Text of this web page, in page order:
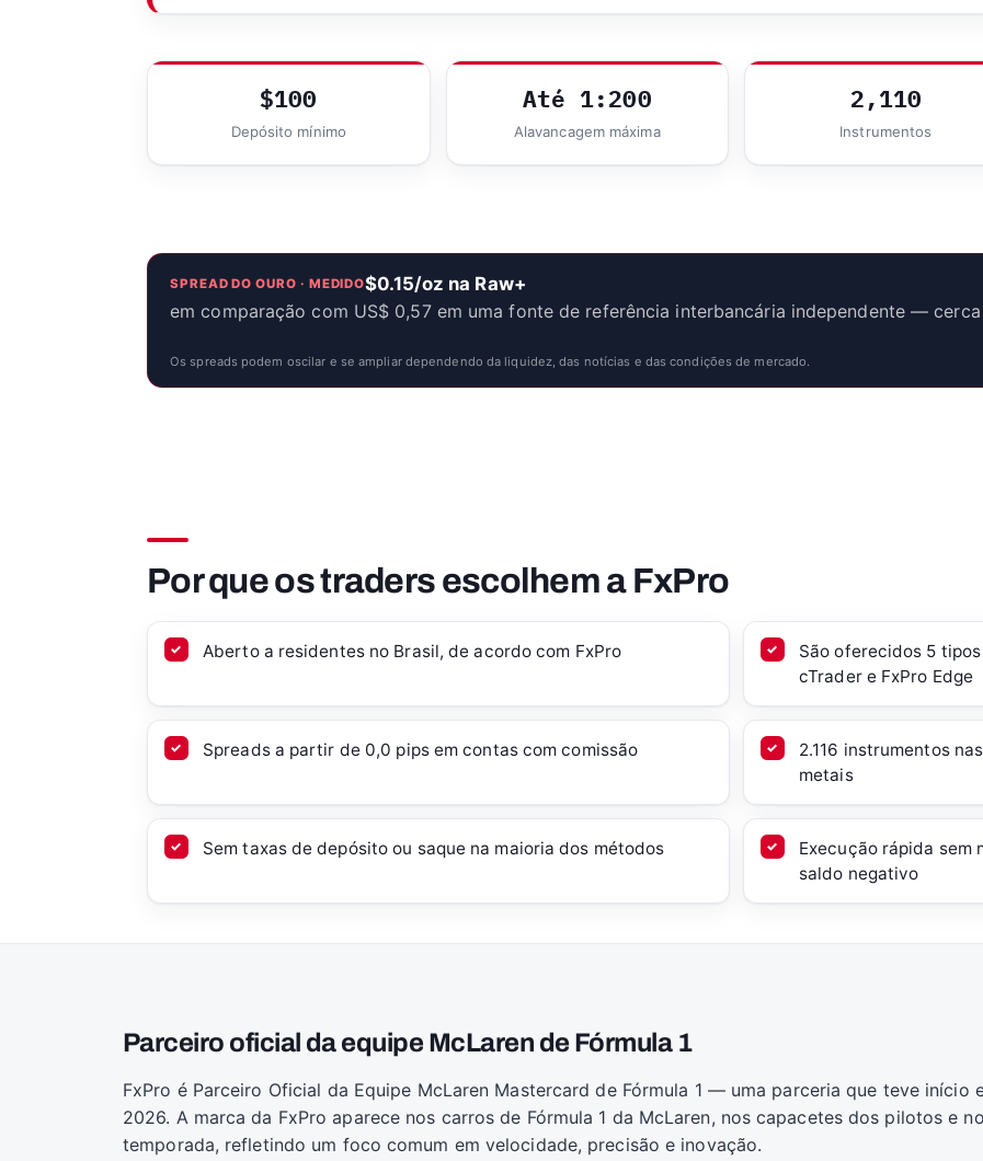
$100
Depósito mínimo
Até 1:200
Alavancagem máxima
2,110
Instrumentos
SPREAD DO OURO · MEDIDO$0.15/oz na Raw+
em comparação com US$ 0,57 em uma fonte de referência interbancária independente — cerca
Os spreads podem oscilar e se ampliar dependendo da liquidez, das notícias e das condições de mercado.
Por que os traders escolhem a FxPro
Aberto a residentes no Brasil, de acordo com FxPro
São oferecidos 5
cTrader e FxPro Edge
Spreads a partir de 0,0 pips em contas com comissão
2.116 instrumentos
metais
Sem taxas de depósito ou saque na maioria dos métodos
Execução rápida sem
saldo negativo
Parceiro oficial da equipe McLaren de Fórmula 1
FxPro é Parceiro Oficial da Equipe McLaren Mastercard de Fórmula 1 — uma parceria que teve início
2026. A marca da FxPro aparece nos carros de Fórmula 1 da McLaren, nos capacetes dos pilotos e
temporada, refletindo um foco comum em velocidade, precisão e inovação.